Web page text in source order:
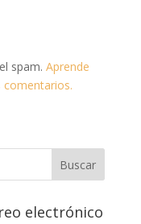
spam. Aprende
electrónico